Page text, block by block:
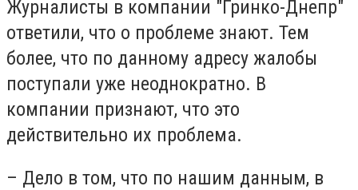
Журналисты в компании "Гринко-Днепр"
ответили, что о проблеме знают. Тем
более, что по данному адресу жалобы
поступали уже неоднократно. В
компании признают, что это
действительно их проблема.
– Дело в том, что по нашим данным, в